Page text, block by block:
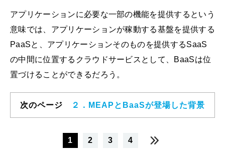
アプリケーションに必要な一部の機能を提供するという
意味では、アプリケーションが稼動する基盤を提供する
PaaSと、アプリケーションそのものを提供するSaaS
の中間に位置するクラウドサービスとして、BaaSは位
置づけることができるだろう。
次のページ ２．MEAPとBaaSが登場した背景
1 2 3 4